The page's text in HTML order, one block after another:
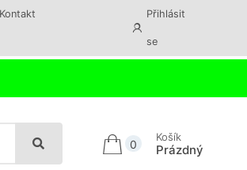
Kontakt Přihlásit
se
0
Košík
Prázdný